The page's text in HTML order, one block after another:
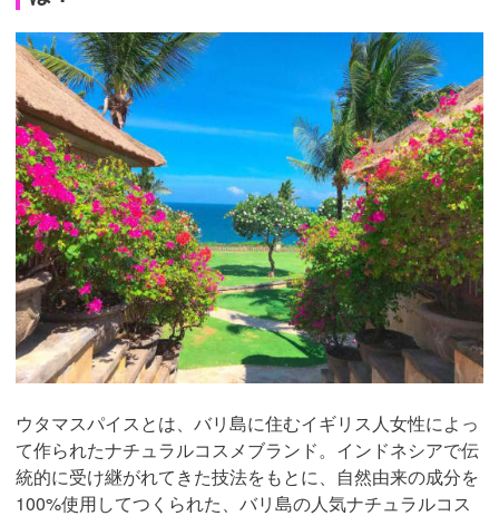
ウタマスパイスとは、バリ島に住むイギリス人女性によっ
て作られたナチュラルコスメブランド。インドネシアで伝
統的に受け継がれてきた技法をもとに、自然由来の成分を
100%使用してつくられた、バリ島の人気ナチュラルコス